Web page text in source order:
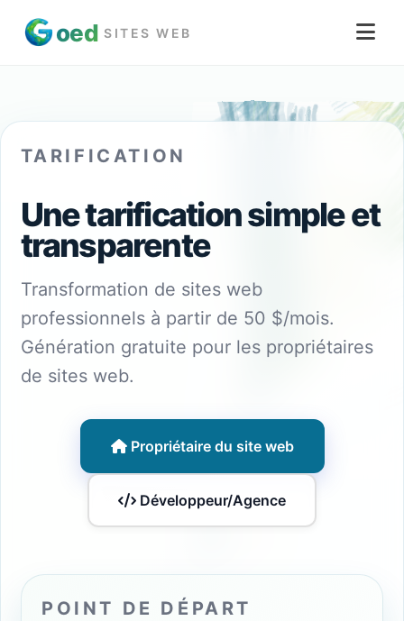
oed SITES WEB
TARIFICATION
Une tarification simple et
transparente
Transformation de sites web
professionnels à partir de 50 $/mois.
Génération gratuite pour les propriétaires
de sites web.
Propriétaire du site web
Développeur/Agence
POINT DE DÉPART